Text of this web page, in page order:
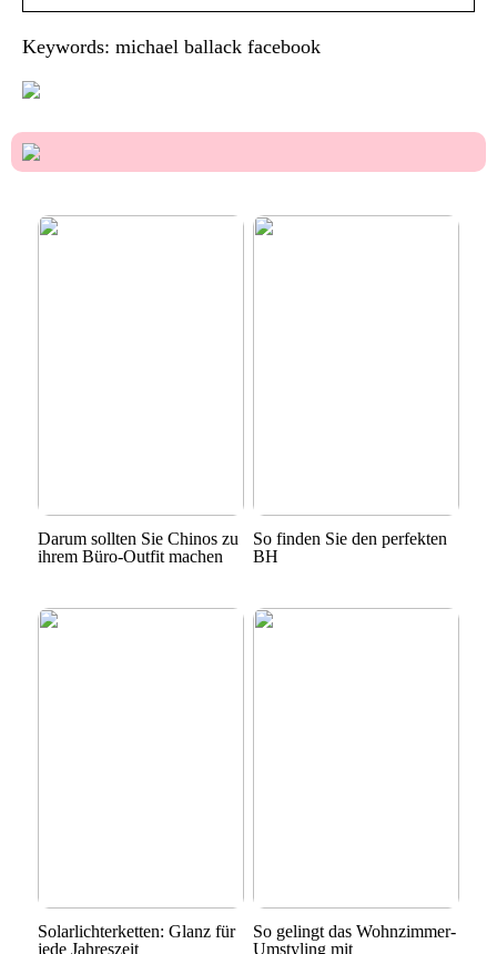
Keywords: michael ballack facebook
Darum sollten Sie Chinos zu
ihrem Büro-Outfit machen
So finden Sie den perfekten
BH
Solarlichterketten: Glanz für
jede Jahreszeit
So gelingt das Wohnzimmer-
Umstyling mit